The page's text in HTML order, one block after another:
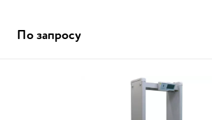
По запросу